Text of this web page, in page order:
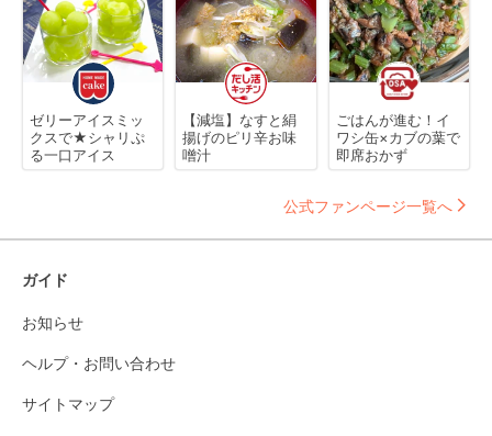
ゼリーアイスミッ
クスで★シャリぷ
る一口アイス
【減塩】なすと絹
揚げのピリ辛お味
噌汁
ごはんが進む！イ
ワシ缶×カブの葉で
即席おかず
公式ファンページ一覧へ
ガイド
お知らせ
ヘルプ・お問い合わせ
サイトマップ